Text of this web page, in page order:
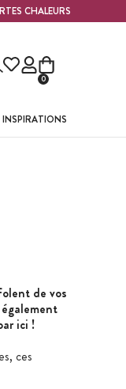
CHALEURS
0
INSPIRATIONS
de vos
ici !
ces